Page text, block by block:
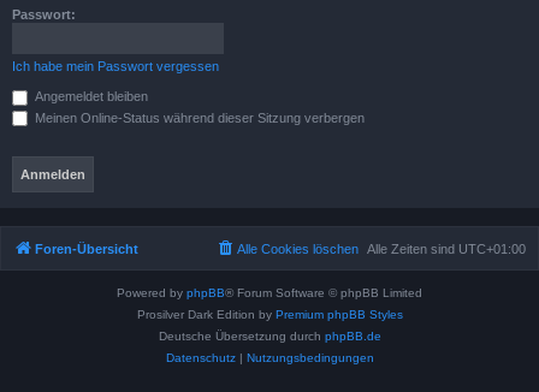
Passwort:
Ich habe mein Passwort vergessen
Angemeldet bleiben
Meinen Online-Status während dieser Sitzung verbergen
Foren-Übersicht Alle Zeiten sind UTC+01:00
Alle Cookies löschen
Powered by phpBB® Forum Software © phpBB Limited
Prosilver Dark Edition by Premium phpBB Styles
Deutsche Übersetzung durch phpBB.de
Datenschutz| Nutzungsbedingungen